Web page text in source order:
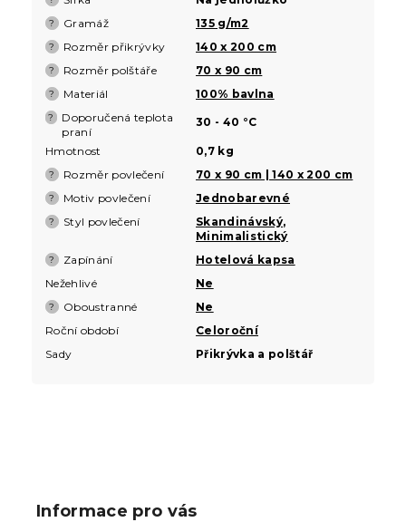
? Gramáž 135 g/m2
? Rozměr přikrývky 140 x 200 cm
? Rozměr polštáře 70 x 90 cm
? Materiál 100% bavlna
?
Doporučená teplota
praní
30 - 40 °C
Hmotnost 0,7 kg
? Rozměr povlečení 70 x 90 cm | 140 x 200 cm
? Motiv povlečení Jednobarevné
? Styl povlečení Skandinávský,
Minimalistický
? Zapínání
Hotelová kapsa
Nežehlivé
Ne
? Oboustranné
Ne
Roční období
Celoroční
Sady
Přikrývka a polštář
Informace pro vás